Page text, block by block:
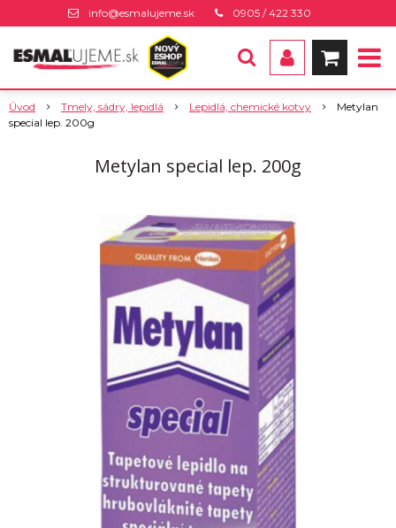
info@esmalujeme.sk 0905 / 422 330
Úvod Tmely, sádry, lepidlá Lepidlá, chemické kotvy
Metylan
special lep. 200g
Metylan special lep. 200g